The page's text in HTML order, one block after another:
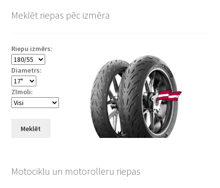
Meklēt riepas pēc izmēra
Riepu izmērs:
Diametrs:
Zīmoli:
Meklēt
Motociklu un motorolleru riepas